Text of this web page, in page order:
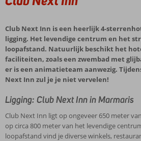
Club Next Inn is een heerlijk 4-
ligging. Het levendige centrum en het
loopafstand. Natuurlijk beschikt het
faciliteiten, zoals een zwembad met
er is een animatieteam aanwezig.
Next Inn zul je je niet vervelen!
Ligging: Club Next Inn in Marmaris
Club Next Inn ligt op ongeveer 650 meter
op circa 800 meter van het levendige
loopafstand vind je diverse winkels,